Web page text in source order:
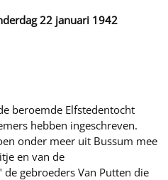
22 januari 1942
beroemde Elfstedentocht
hebben ingeschreven.
onder meer uit Bussum mee
en van de
gebroeders Van Putten die